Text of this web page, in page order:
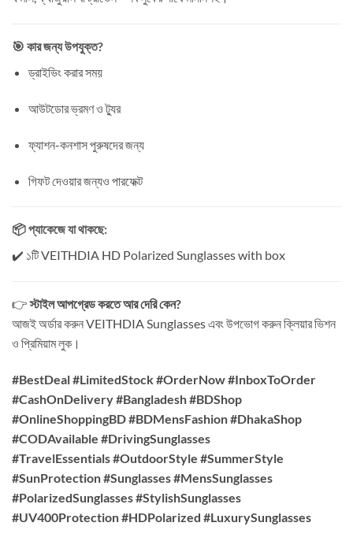
🎯 কার জন্য উপযুক্ত?
ড্রাইভিং করার সময়
আউটডোর ভ্রমণ ও ট্যুর
ফ্যাশন-কনশাস পুরুষদের জন্য
গিফট দেওয়ার জন্যও পারফেক্ট
📦 প্যাকেজে যা থাকছে:
✔️ ১টি VEITHDIA HD Polarized Sunglasses with box
👉স্টাইল আপগ্রেড করতে আর দেরি কেন?
আজই অর্ডার করুন VEITHDIA Sunglasses এবং উপভোগ করুন ক্লিয়ার ভিশন
ও প্রিমিয়াম লুক।
#BestDeal #LimitedStock #OrderNow #InboxToOrder
#CashOnDelivery #Bangladesh #BDShop
#OnlineShoppingBD #BDMensFashion #DhakaShop
#CODAvailable #DrivingSunglasses
#TravelEssentials #OutdoorStyle #SummerStyle
#SunProtection #Sunglasses #MensSunglasses
#PolarizedSunglasses #StylishSunglasses
#UV400Protection #HDPolarized #LuxurySunglasses